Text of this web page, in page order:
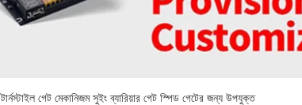
টার্নস্টাইল গেট মেকানিজম সুইং ব্যারিয়ার গেট স্পিড গেটের জন্য উপযুক্ত